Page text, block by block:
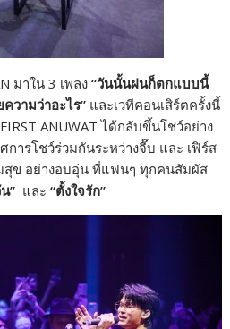
มาใน 3 เพลง“วันนั้นฝนก็ตกแบบนี้
ความว่าอะไร” และเวทีคอนเสิร์ตครั้งนี้
ANUWAT ได้กลับขึ้นโชว์อย่าง
การโชว์ร่วมกันระหว่างจี๊บ และ เฟิร์ส
ข อย่างอบอุ่น ที่แฟนๆ ทุกคนสัมผัส
” และ“ตั้งใจรัก”